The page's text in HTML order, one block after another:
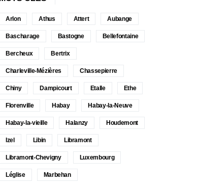
Arlon Athus Attert Aubange
Bascharage Bastogne Bellefontaine
Bercheux Bertrix
Charleville-Mézières Chassepierre
Chiny Dampicourt Etalle Ethe
Florenville Habay Habay-la-Neuve
Habay-la-vieille Halanzy Houdemont
Izel Libin Libramont
Libramont-Chevigny Luxembourg
Léglise Marbehan